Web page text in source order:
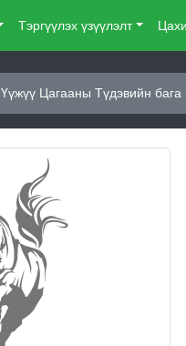
Тэргүүлэх үзүүлэлт
Үүжүү Цагааны Түдэвийн бага